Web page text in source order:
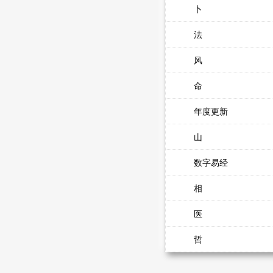
卜
法
风
命
年度更新
山
数字易经
相
医
哲